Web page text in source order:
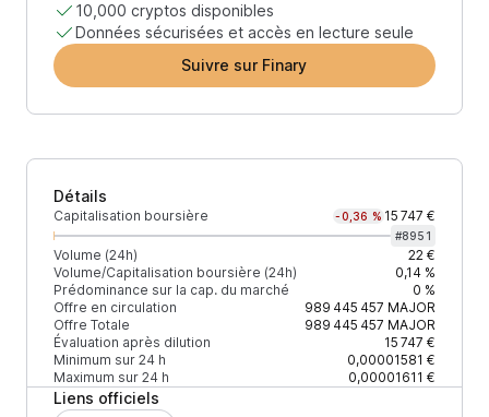
10,000 cryptos disponibles
Données sécurisées et accès en lecture seule
Suivre sur Finary
Détails
Capitalisation boursière -0,36 % 15 747 €
#8951
Volume (24h)
22 €
Volume/Capitalisation boursière (24h)
0,14 %
Prédominance sur la cap. du marché
0 %
Offre en circulation
989 445 457 MAJOR
Offre Totale
989 445 457 MAJOR
Évaluation après dilution
15 747 €
Minimum sur 24 h
0,00001581 €
Maximum sur 24 h
0,00001611 €
Liens officiels